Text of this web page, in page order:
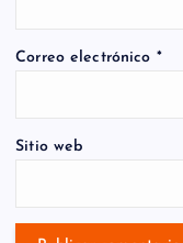
Correo electrónico *
Sitio web